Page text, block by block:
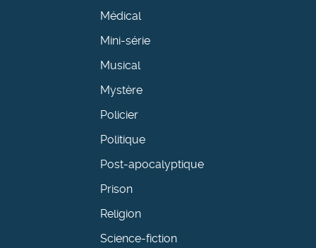
Médical
Mini-série
Musical
Mystère
Policier
Politique
Post-apocalyptique
Prison
Religion
Science-fiction